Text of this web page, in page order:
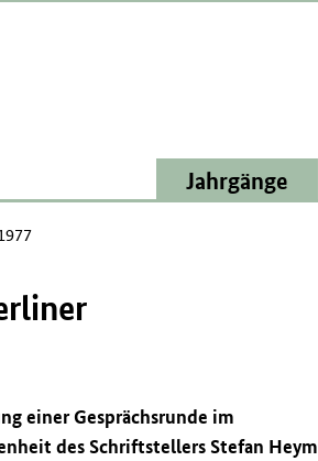
Jahrgänge
einer Gesprächsrunde im
des Schriftstellers Stefan Heym